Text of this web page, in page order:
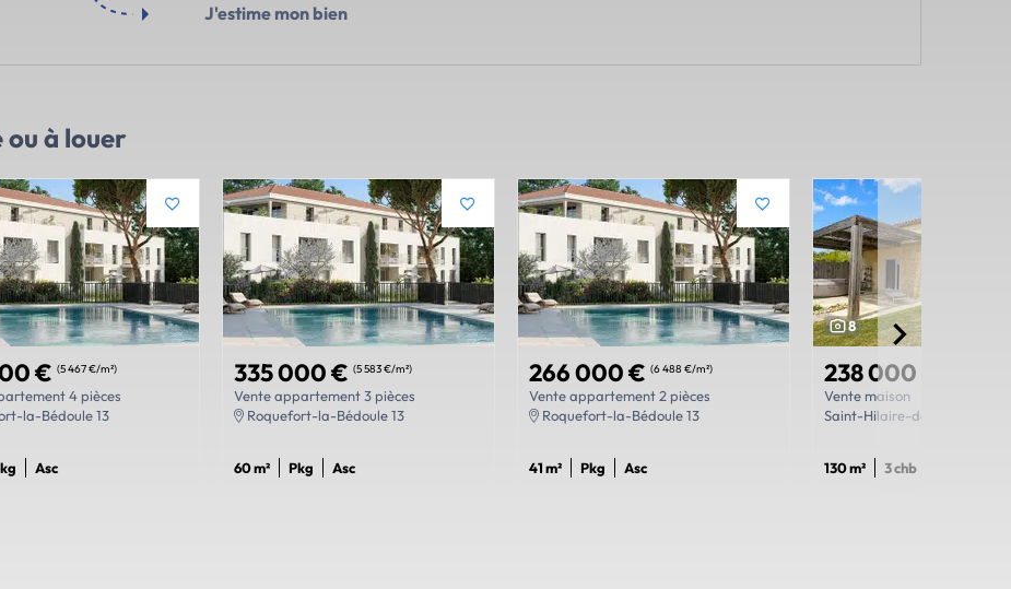
J'estime mon bien
ou à louer
€ (5 467 €/m²)
4 pièces
la-Bédoule 13
Asc
335 000 € (5 583 €/m²)
Vente appartement 3 pièces
Roquefort-la-Bédoule 13
60 m² Pkg Asc
266 000 € (6 488 €/m²)
Vente appartement 2 pièces
Roquefort-la-Bédoule 13
41 m² Pkg Asc
8
238 000 €
Vente maison
Saint-Hilaire-des-Loges 85
130 m² 3 chb